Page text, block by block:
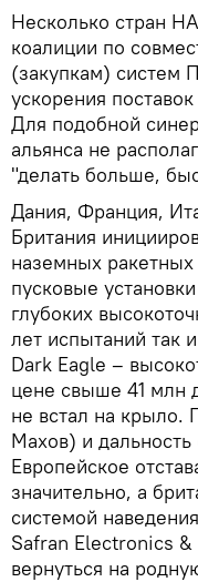
Несколько стран
коалиции по
(закупкам) систем
ускорения
Для подобной
альянса не
"делать больше,
Дания, Франция,
Британия
наземных
пусковые
глубоких
лет испытаний так
Dark Eagle –
цене свыше 41 млн
не встал на крыло.
Махов) и
Европейское
значительно, а
системой
Safran Electronics
вернуться на